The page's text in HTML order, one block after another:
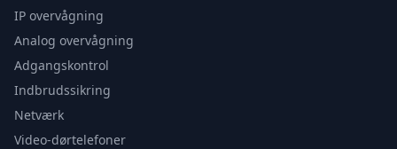
IP overvågning
Analog overvågning
Adgangskontrol
Indbrudssikring
Netværk
Video-dørtelefoner